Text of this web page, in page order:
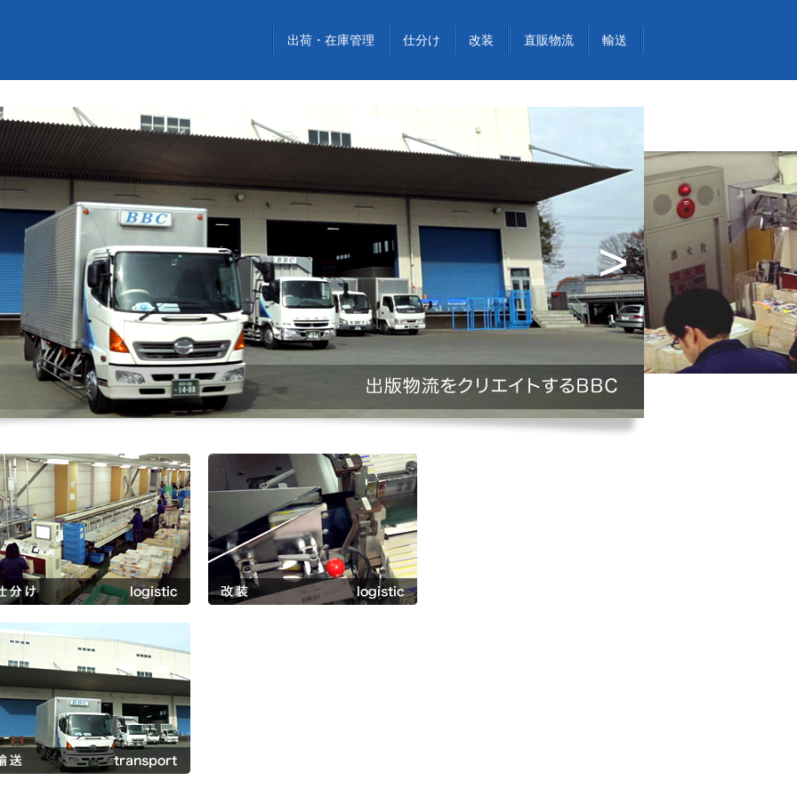
出荷・在庫管理 仕分け 改装 直販物流 輸送
>